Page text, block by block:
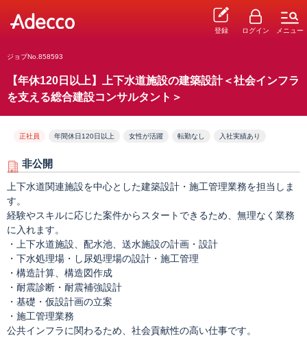
登録 ログイン メニュー
ジョブNo.858593
【年休120日以上】上下水道施設の建築設計＜社会インフラ
を支える総合建設コンサルタント＞
正社員 年間休日120日以上 女性が活躍 転勤なし 入社実績あり
非公開
上下水道関連施設を中心とした建築設計・施工管理業務を担当しま
す。
経験やスキルに応じた案件からスタートできるため、無理なく業務
に入れます。
・上下水道施設、配水池、送水施設の計画・設計
・下水処理場・し尿処理場の設計・施工管理
・構造計算、構造図作成
・耐震診断・耐震補強設計
・基礎・仮設計画の立案
・施工管理業務
公共インフラに関わるため、社会貢献性の高い仕事です。